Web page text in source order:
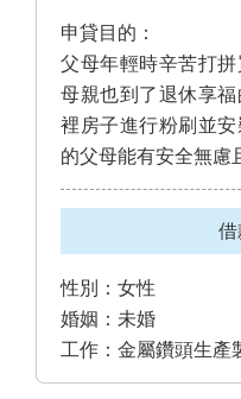
申貸目的：
父母年輕時辛苦打
母親也到了退休享
裡房子進行粉刷並
的父母能有安全無慮
性別：女性
婚姻：未婚
工作：金屬鑽頭生產